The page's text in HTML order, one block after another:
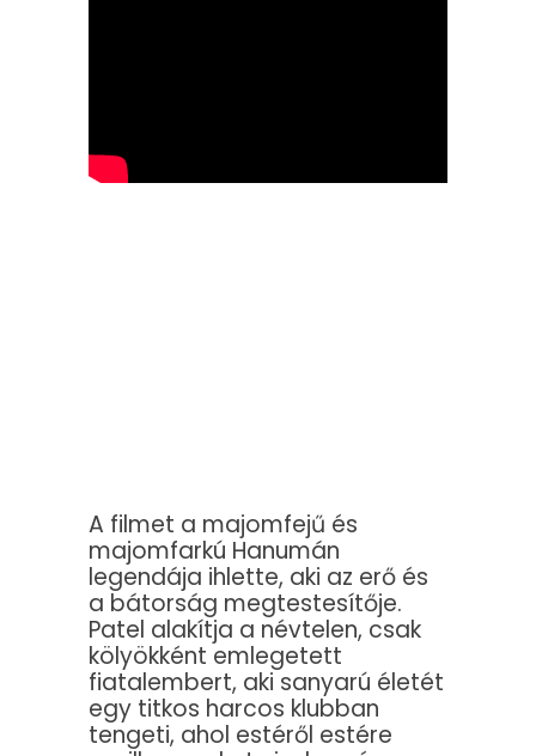
A filmet a majomfejű és
majomfarkú Hanumán
legendája ihlette, aki az erő és
a bátorság megtestesítője.
Patel alakítja a névtelen, csak
kölyökként emlegetett
fiatalembert, aki sanyarú életét
egy titkos harcos klubban
tengeti, ahol estéről estére